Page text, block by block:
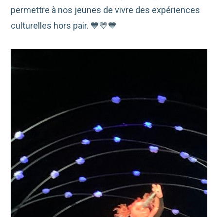
permettre à nos jeunes de vivre des expériences
culturelles hors pair. 💙💛💙